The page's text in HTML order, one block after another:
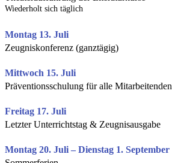
Wiederholt sich täglich
Montag 13. Juli
Zeugniskonferenz (ganztägig)
Mittwoch 15. Juli
Präventionsschulung für alle Mitarbeitenden
Freitag 17. Juli
Letzter Unterrichtstag & Zeugnisausgabe
Montag 20. Juli – Dienstag 1. September